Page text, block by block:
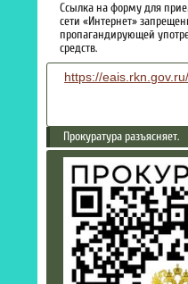
Ссылка на форму для
сети «Интернет»
пропагандирующей
средств.
https://
Прокуратура разъясняет.